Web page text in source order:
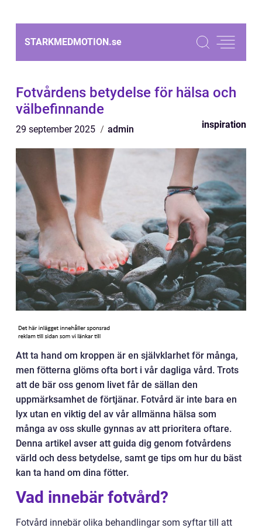
STARKMEDMOTION.se
Fotvårdens betydelse för hälsa och
välbefinnande
29 september 2025 admin inspiration
Att ta hand om kroppen är en självklarhet för många,
men fötterna glöms ofta bort i vår dagliga vård. Trots
att de bär oss genom livet får de sällan den
uppmärksamhet de förtjänar. Fotvård är inte bara en
lyx utan en viktig del av vår allmänna hälsa som
många av oss skulle gynnas av att prioritera oftare.
Denna artikel avser att guida dig genom fotvårdens
värld och dess betydelse, samt ge tips om hur du bäst
kan ta hand om dina fötter.
Vad innebär fotvård?
Fotvård innebär olika behandlingar som syftar till att